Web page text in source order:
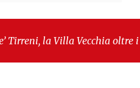
la Villa Vecchia oltre i